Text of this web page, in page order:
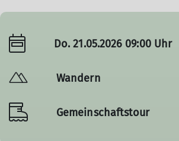
Do. 21.05.2026 09:00 Uhr
Wandern
Gemeinschaftstour